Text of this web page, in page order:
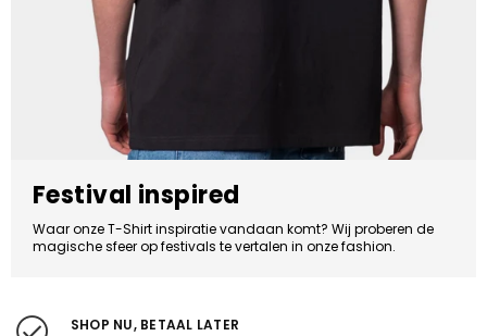
Festival inspired
Waar onze T-Shirt inspiratie vandaan komt? Wij proberen de
magische sfeer op festivals te vertalen in onze fashion.
SHOP NU, BETAAL LATER